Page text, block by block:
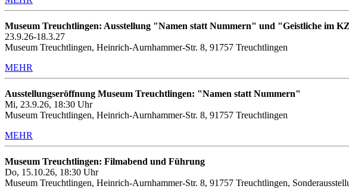
Museum Treuchtlingen: Ausstellung "Namen statt Nummern" und "Geistliche im
23.9.26-18.3.27
Museum Treuchtlingen, Heinrich-Aurnhammer-Str. 8, 91757 Treuchtlingen
MEHR
Ausstellungseröffnung Museum Treuchtlingen: "Namen statt Nummern"
Mi, 23.9.26, 18:30 Uhr
Museum Treuchtlingen, Heinrich-Aurnhammer-Str. 8, 91757 Treuchtlingen
MEHR
Museum Treuchtlingen: Filmabend und Führung
Do, 15.10.26, 18:30 Uhr
Museum Treuchtlingen, Heinrich-Aurnhammer-Str. 8, 91757 Treuchtlingen,